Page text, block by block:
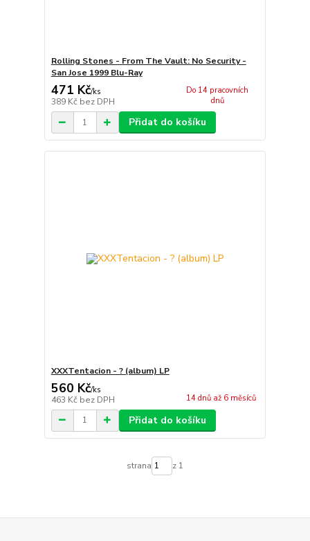
Rolling Stones - From The Vault: No Security -
San Jose 1999 Blu-Ray
471 Kč/ks
389 Kč bez DPH
Do 14 pracovních
dnů
Přidat do košíku
XXXTentacion - ? (album) LP
560 Kč/ks
463 Kč bez DPH 14 dnů až 6 měsíců
Přidat do košíku
strana z 1